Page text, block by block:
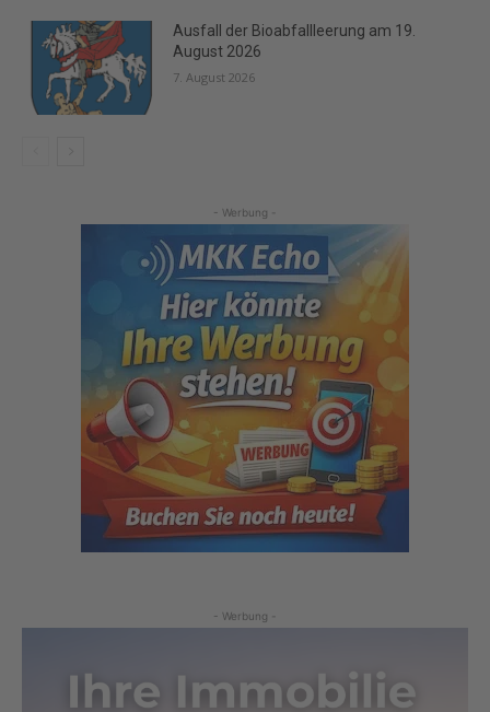
Ausfall der Bioabfallleerung am 19.
August 2026
7. August 2026
- Werbung -
- Werbung -